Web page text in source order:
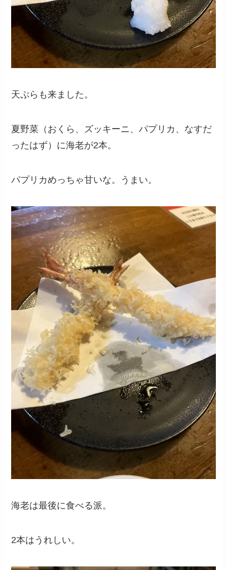
天ぷらも来ました。
夏野菜（おくら、ズッキーニ、パプリカ、なすだ
ったはず）に海老が2本。
パプリカめっちゃ甘いな。うまい。
海老は最後に食べる派。
2本はうれしい。